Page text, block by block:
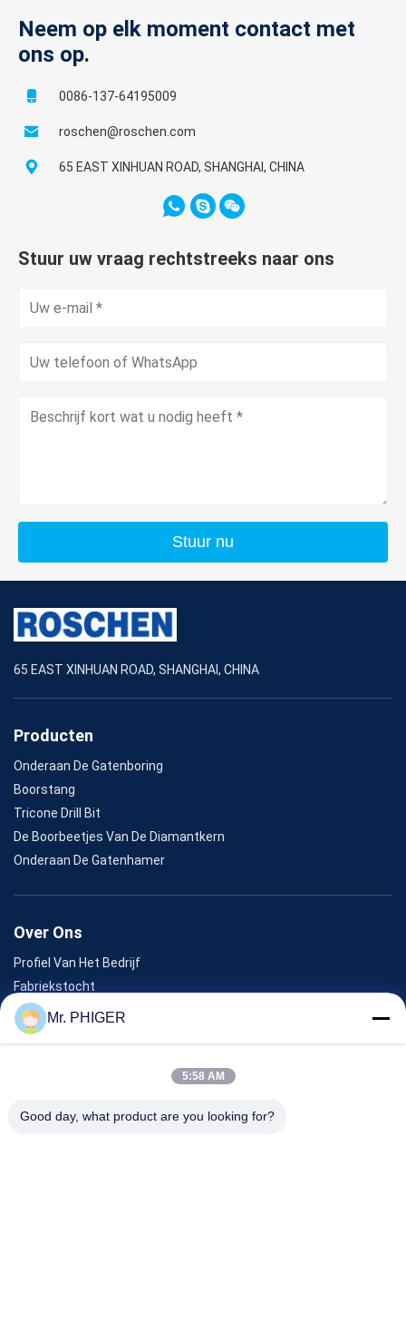
Neem op elk moment contact met
ons op.
0086-137-64195009
roschen@roschen.com
65 EAST XINHUAN ROAD, SHANGHAI, CHINA
Stuur uw vraag rechtstreeks naar ons
Stuur nu
65 EAST XINHUAN ROAD, SHANGHAI, CHINA
Producten
Onderaan De Gatenboring
Boorstang
Tricone Drill Bit
De Boorbeetjes Van De Diamantkern
Onderaan De Gatenhamer
Over Ons
Profiel Van Het Bedrijf
Fabriekstocht
Kwaliteitscontrole
Sitemap
Evenementen
Mr. PHIGER
5:58 AM
Good day, what product are you looking for?